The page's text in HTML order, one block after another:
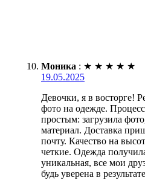
Моника : ★ ★ ★ ★ ★
19.05.2025
Девочки, я в восторге!
фото на одежде.
простым: загрузила
материал. Доставка
почту. Качество на
четкие. Одежда
уникальная, все мои
будь уверена в